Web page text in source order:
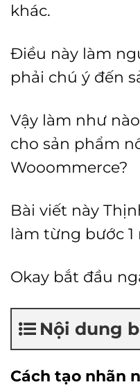
khác.
Điều này làm
phải chú ý đến
Vậy làm như
cho sản phẩm
Wooommerce?
Bài viết này
làm từng bước 1
Okay bắt đầu
Nội dung
Cách tạo nhãn